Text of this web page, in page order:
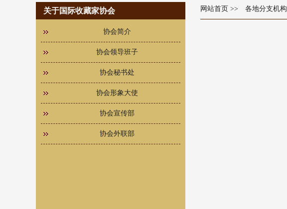
关于国际收藏家协会
协会简介
协会领导班子
协会秘书处
协会形象大使
协会宣传部
协会外联部
网站首页 >> 各地分支机构